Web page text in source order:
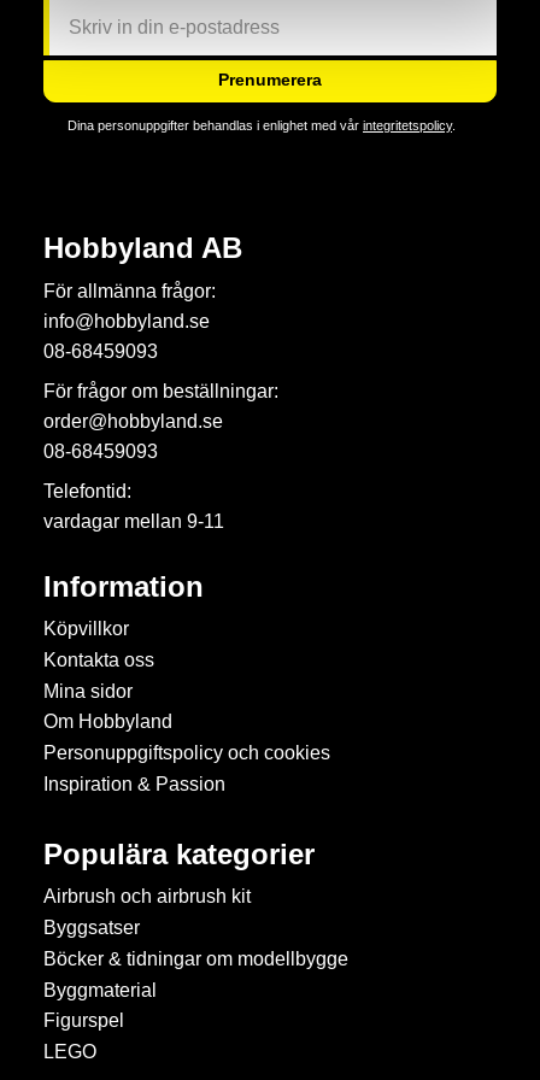
Prenumerera
Dina personuppgifter behandlas i enlighet med vår integritetspolicy.
Hobbyland AB
För allmänna frågor:
info@hobbyland.se
08-68459093
För frågor om beställningar:
order@hobbyland.se
08-68459093
Telefontid:
vardagar mellan 9-11
Information
Köpvillkor
Kontakta oss
Mina sidor
Om Hobbyland
Personuppgiftspolicy och cookies
Inspiration & Passion
Populära kategorier
Airbrush och airbrush kit
Byggsatser
Böcker & tidningar om modellbygge
Byggmaterial
Figurspel
LEGO